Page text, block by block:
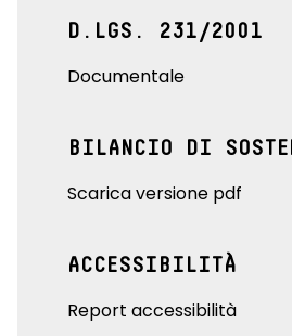
D.LGS. 231/2001
Documentale
BILANCIO DI
Scarica versione pdf
ACCESSIBILITÀ
Report accessibilità